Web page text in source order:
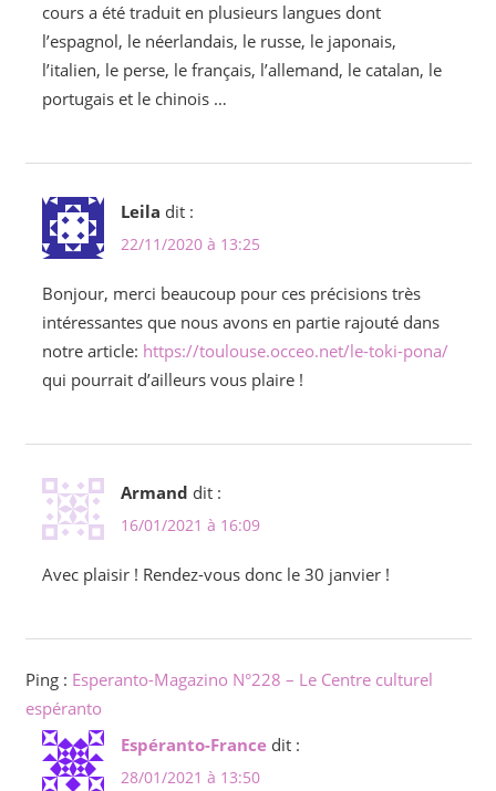
cours a été traduit en plusieurs langues dont
l’espagnol, le néerlandais, le russe, le japonais,
l’italien, le perse, le français, l’allemand, le catalan, le
portugais et le chinois …
Leila dit :
22/11/2020 à 13:25
Bonjour, merci beaucoup pour ces précisions très
intéressantes que nous avons en partie rajouté dans
notre article: https://toulouse.occeo.net/le-toki-pona/
qui pourrait d’ailleurs vous plaire !
Armand dit :
16/01/2021 à 16:09
Avec plaisir ! Rendez-vous donc le 30 janvier !
Ping : Esperanto-Magazino N°228 – Le Centre culturel
espéranto
Espéranto-France dit :
28/01/2021 à 13:50